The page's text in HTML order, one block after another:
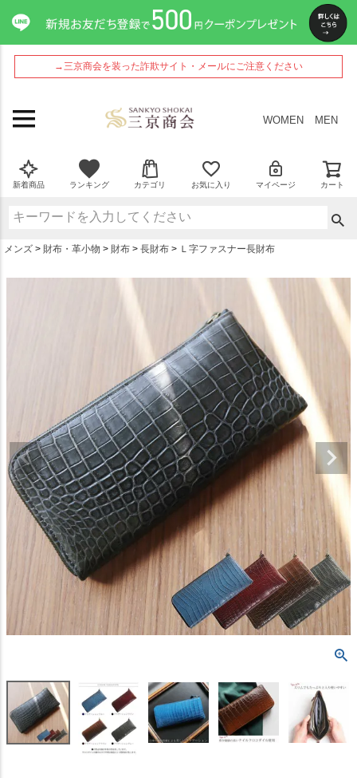
→三京商会を装った詐欺サイト・メールにご注意ください
WOMEN MEN
新着商品 ランキング カテゴリ お気に入り マイページ カート
メンズ 財布・革小物 財布 長財布 Ｌ字ファスナー長財布
ペー
ジト
ップ
へ